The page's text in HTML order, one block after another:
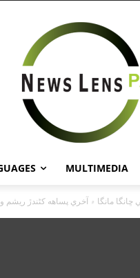
MULTIMEDIA
ڇانگا مانگا ۾ آخري پساهه کڻندڙ